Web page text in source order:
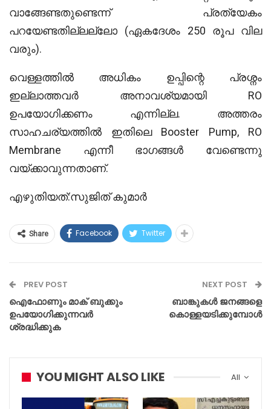
വാങ്ങേണ്ടതുണ്ടെന്ന് പ്രത്യേകം
പറയേണ്ടതില്ലല്ലോ (ഏകദേശം 250 രൂപ വില
വരും).
വെള്ളത്തിൽ അധികം ഉപ്പിന്റെ പ്രശ്നം
ഇല്ലാത്തവർ അനാവശ്യമായി RO
ഉപയോഗിക്കണം എന്നില്ല. അത്തരം
സാഹചര്യത്തിൽ ഇതിലെ Booster Pump, RO
Membrane എന്നീ ഭാഗങ്ങൾ വേണ്ടെന്നു
വയ്ക്കാവുന്നതാണ്.
എഴുതിയത്:സുജിത് കുമാര്‍
Share Facebook Twitter
PREV POST
ഐഫോണും മാക് ബുക്കും
ഉപയോഗിക്കുന്നവർ
ശ്രദ്ധിക്കുക
NEXT POST
ബാങ്കുകൾ ജനങ്ങളെ
കൊള്ളയടിക്കുമ്പോൾ
All
YOU MIGHT ALSO LIKE